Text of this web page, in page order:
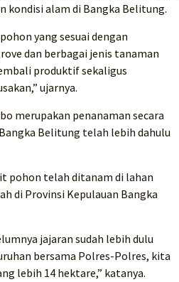
kondisi alam di Bangka Belitung.
yang sesuai dengan
dan berbagai jenis tanaman
produktif sekaligus
ujarnya.
merupakan penanaman secara
Belitung telah lebih dahulu
pohon telah ditanam di lahan
di Provinsi Kepulauan Bangka
jajaran sudah lebih dulu
bersama Polres-Polres, kita
lebih 14 hektare,” katanya.